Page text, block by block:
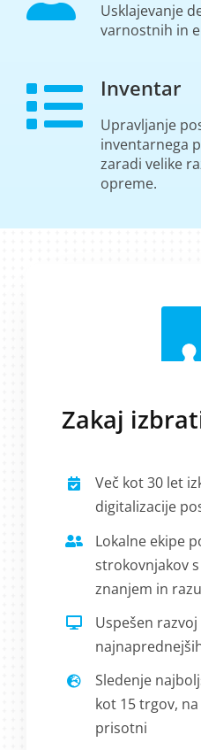
Usklajevanje
varnostnih in
Inventar
Upravljanje
inventarnega
zaradi velike
opreme.
Zakaj
Več kot 30 let
digitalizacije
Lokalne ekipe
strokovnjakov
znanjem in
Uspešen
Sledenje
kot 15 trgov,
prisotni